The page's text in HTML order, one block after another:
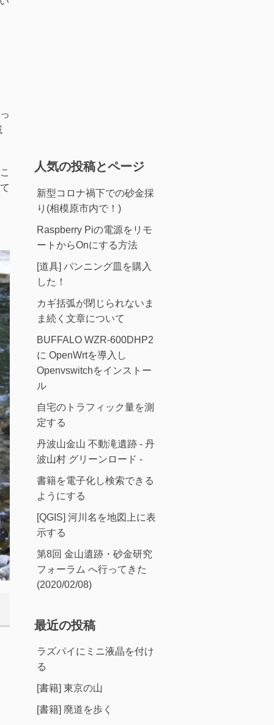
人気の投稿とページ
新型コロナ禍下での砂金採
り(相模原市内で！)
Raspberry Piの電源をリモ
ートからOnにする方法
[道具] パンニング皿を購入
した！
カギ括弧が閉じられないま
ま続く文章について
BUFFALO WZR-600DHP2
に OpenWrtを導入し
Openvswitchをインストー
ル
自宅のトラフィック量を測
定する
丹波山金山 不動滝遺跡 - 丹
波山村 グリーンロード -
書籍を電子化し検索できる
ようにする
[QGIS] 河川名を地図上に表
示する
第8回 金山遺跡・砂金研究
フォーラム へ行ってきた
(2020/02/08)
最近の投稿
ラズパイにミニ液晶を付け
る
[書籍] 東京の山
[書籍] 廃道を歩く